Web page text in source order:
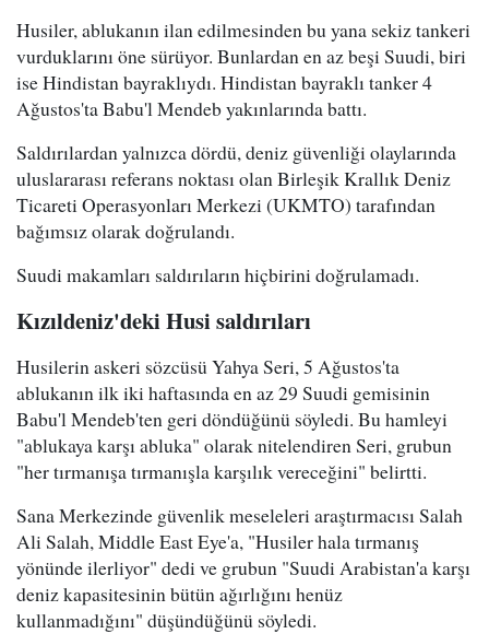
Husiler, ablukanın ilan edilmesinden bu yana sekiz tankeri
vurduklarını öne sürüyor. Bunlardan en az beşi Suudi, biri
ise Hindistan bayraklıydı. Hindistan bayraklı tanker 4
Ağustos'ta Babu'l Mendeb yakınlarında battı.
Saldırılardan yalnızca dördü, deniz güvenliği olaylarında
uluslararası referans noktası olan Birleşik Krallık Deniz
Ticareti Operasyonları Merkezi (UKMTO) tarafından
bağımsız olarak doğrulandı.
Suudi makamları saldırıların hiçbirini doğrulamadı.
Kızıldeniz'deki Husi saldırıları
Husilerin askeri sözcüsü Yahya Seri, 5 Ağustos'ta
ablukanın ilk iki haftasında en az 29 Suudi gemisinin
Babu'l Mendeb'ten geri döndüğünü söyledi. Bu hamleyi
"ablukaya karşı abluka" olarak nitelendiren Seri, grubun
"her tırmanışa tırmanışla karşılık vereceğini" belirtti.
Sana Merkezinde güvenlik meseleleri araştırmacısı Salah
Ali Salah, Middle East Eye'a, "Husiler hala tırmanış
yönünde ilerliyor" dedi ve grubun "Suudi Arabistan'a karşı
deniz kapasitesinin bütün ağırlığını henüz
kullanmadığını" düşündüğünü söyledi.